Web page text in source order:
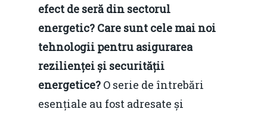
efect de seră din sectorul
energetic? Care sunt cele mai noi
tehnologii pentru asigurarea
rezilienței și securității
energetice? O serie de întrebări
esențiale au fost adresate și